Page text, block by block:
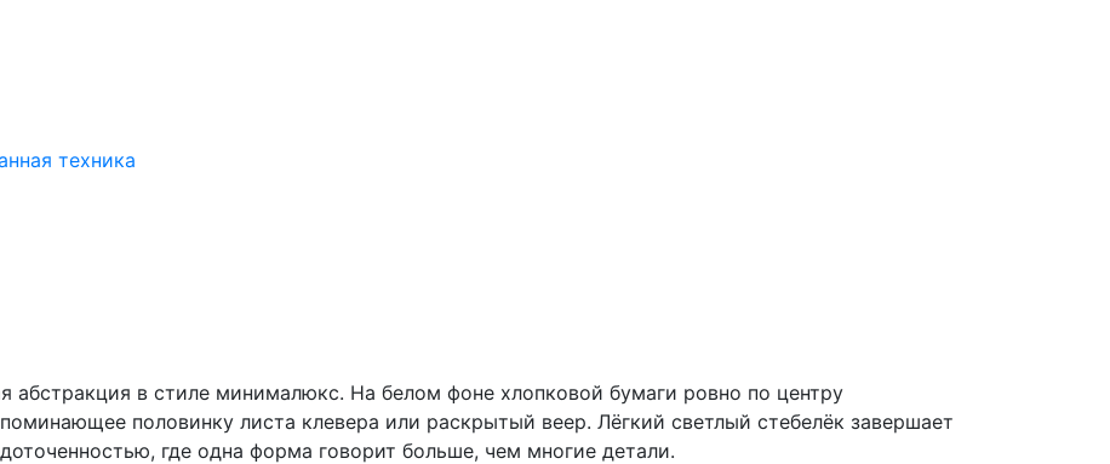
техника
абстракция в стиле минималюкс. На белом фоне хлопковой бумаги ровно по центру
половинку листа клевера или раскрытый веер. Лёгкий светлый стебелёк завершает
где одна форма говорит больше, чем многие детали.